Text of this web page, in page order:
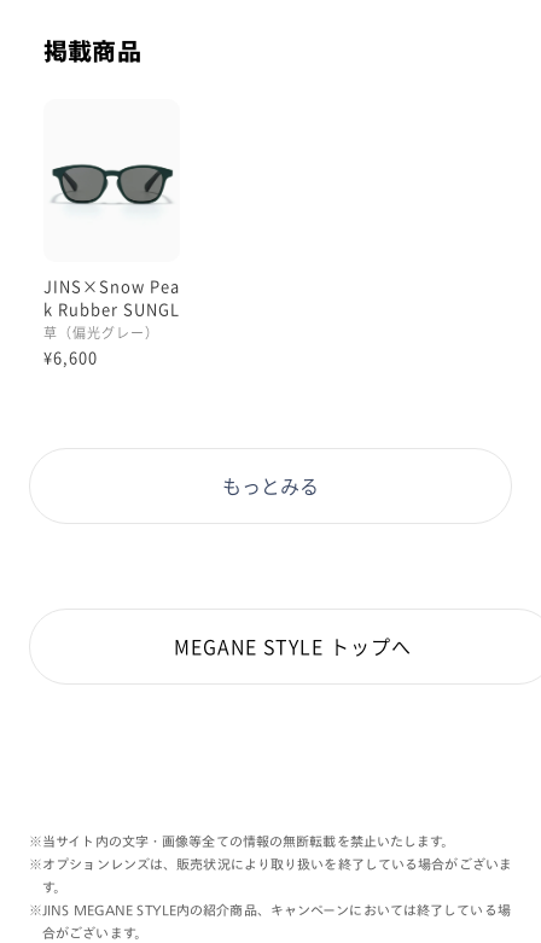
掲載商品
JINS×Snow Pea
k Rubber SUNGL
ASSES
草（偏光グレー）
¥6,600
もっとみる
MEGANE STYLE トップへ
※当サイト内の文字・画像等全ての情報の無断転載を禁止いたします。
※オプションレンズは、販売状況により取り扱いを終了している場合がございま
す。
※JINS MEGANE STYLE内の紹介商品、キャンペーンにおいては終了している場
合がございます。